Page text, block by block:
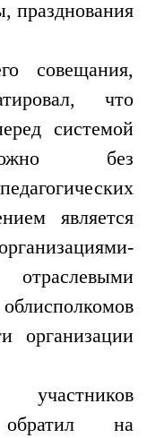
празднования
совещания,
что
системой
без
является
организации
на